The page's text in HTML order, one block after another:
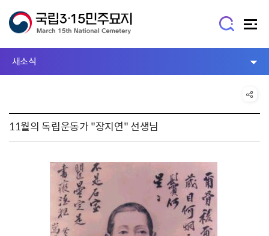
새소식
11월의 독립운동가 "장지연" 선생님